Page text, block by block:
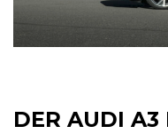
DER AUDI A3